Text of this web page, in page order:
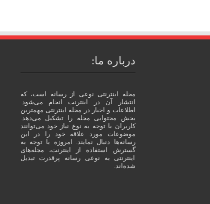
درباره ما:
مجله اینترنتی نوعی از رسانه است، که
انتشار آن در اینترنت انجام می‌شود.
اطلاعات و اخبار در مجله اینترنتی مهمترین
بخش محتوایی مجله را تشکیل می‌دهد.
کاربران با توجه به نوع نیاز خود می‌توانند
موضوعات مورد علاقه خود را در این
رسانه‌ها دنبال نمایند. امروزه با توجه به
گسترش استفاده از اینترنت، مجله‌های
اینترنتی به نوعی رسانه پرقدرت تبدیل
شده‌اند.